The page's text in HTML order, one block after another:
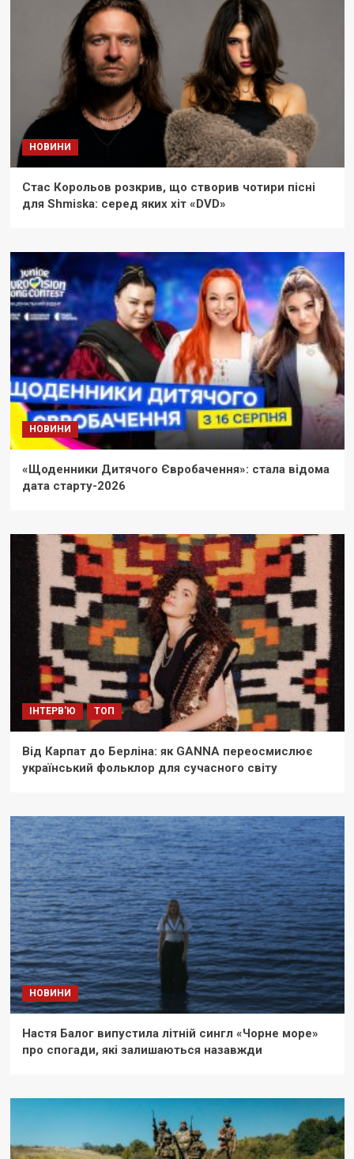
НОВИНИ
Стас Корольов розкрив, що створив чотири пісні
для Shmiska: серед яких хіт «DVD»
НОВИНИ
«Щоденники Дитячого Євробачення»: стала відома
дата старту-2026
ІНТЕРВ'Ю ТОП
Від Карпат до Берліна: як GANNA переосмислює
український фольклор для сучасного світу
НОВИНИ
Настя Балог випустила літній сингл «Чорне море»
про спогади, які залишаються назавжди